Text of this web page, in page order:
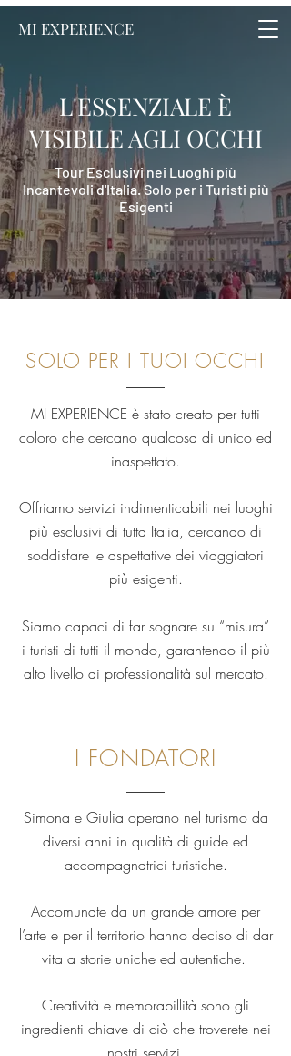
MI EXPERIENCE
L'ESSENZIALE È
VISIBILE AGLI OCCHI
Tour Esclusivi nei Luoghi più
Incantevoli d'Italia. Solo per i Turisti più
Esigenti
SOLO PER I TUOI OCCHI
MI EXPERIENCE è stato creato per tutti
coloro che cercano qualcosa di unico ed
inaspettato.
Offriamo servizi indimenticabili nei luoghi
più esclusivi di tutta Italia, cercando di
soddisfare le aspettative dei viaggiatori
più esigenti.
Siamo capaci di far sognare su “misura”
i turisti di tutti il mondo, garantendo il più
alto livello di professionalità sul mercato.
I FONDATORI
Simona e Giulia operano nel turismo da
diversi anni in qualità di guide ed
accompagnatrici turistiche.
Accomunate da un grande amore per
l’arte e per il territorio hanno deciso di dar
vita a storie uniche ed autentiche.
Creatività e memorabillità sono gli
ingredienti chiave di ciò che troverete nei